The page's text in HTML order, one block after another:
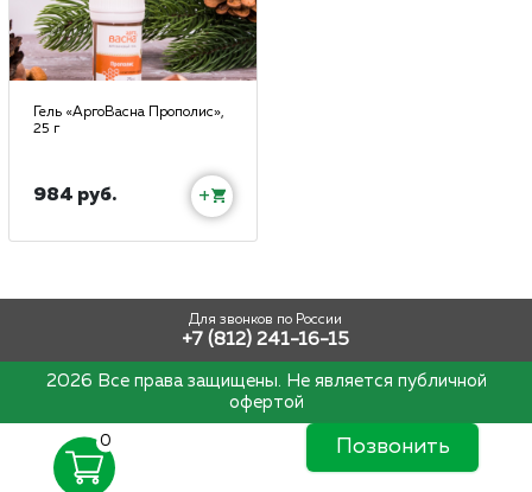
Гель «АргоВасна Прополис»,
25 г
984 руб. +
Для звонков по России
+7 (812) 241-16-15
2026 Все права защищены. Не является публичной
офертой
Позвонить
0